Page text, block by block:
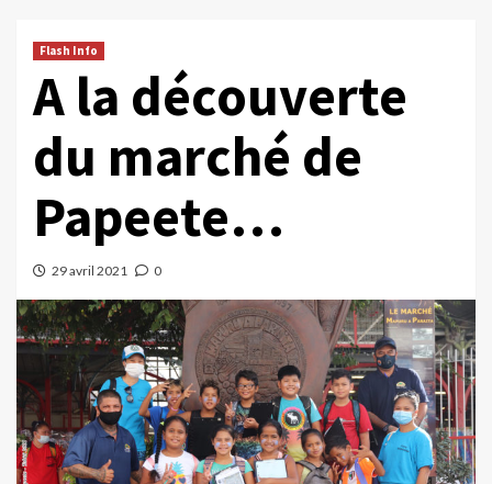
Flash Info
A la découverte
du marché de
Papeete…
29 avril 2021 0